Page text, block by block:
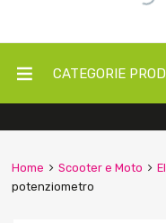
CATEGORIE
Home Scooter e Moto
potenziometro